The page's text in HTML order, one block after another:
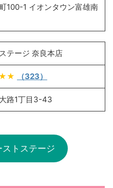
100-1 イオンタウン富雄南
テージ 奈良本店
（323）
路1丁目3-43
ストステージ